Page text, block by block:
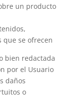
un producto
que se ofrecen
bien redactada
por el Usuario
daños
o